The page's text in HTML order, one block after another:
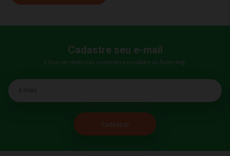
Cadastre seu e-mail
E fique por dentro das promoções e novidades da Bumerang!
E-mail